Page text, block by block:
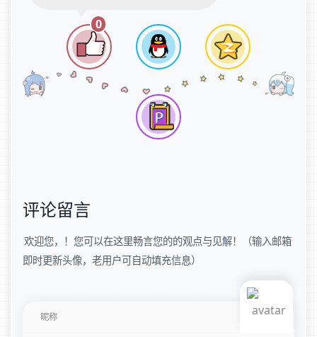
0
评论留言
欢迎您，！您可以在这里畅言您的的观点与见解！（输入邮箱
即时更新头像，老用户可自动填充信息）